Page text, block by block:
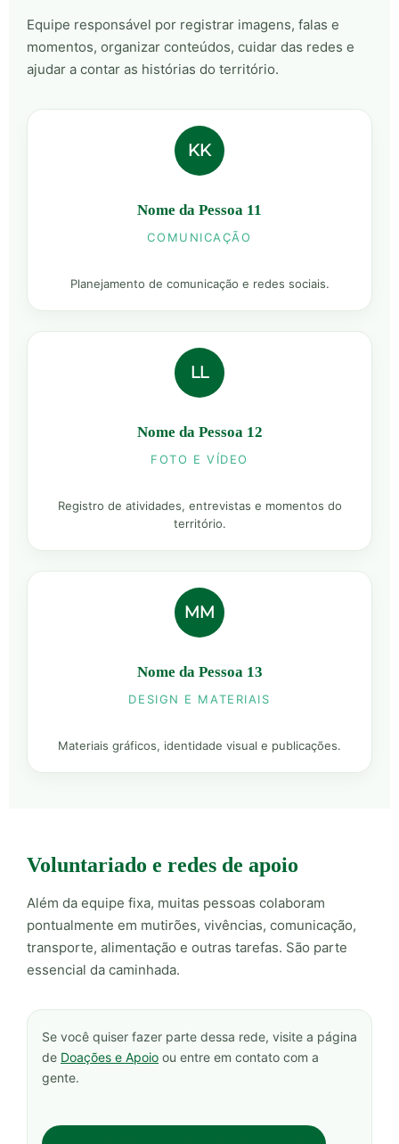
Equipe responsável por registrar imagens, falas e
momentos, organizar conteúdos, cuidar das redes e
ajudar a contar as histórias do território.
KK
Nome da Pessoa 11
COMUNICAÇÃO
Planejamento de comunicação e redes sociais.
LL
Nome da Pessoa 12
FOTO E VÍDEO
Registro de atividades, entrevistas e momentos do
território.
MM
Nome da Pessoa 13
DESIGN E MATERIAIS
Materiais gráficos, identidade visual e publicações.
Voluntariado e redes de apoio
Além da equipe fixa, muitas pessoas colaboram
pontualmente em mutirões, vivências, comunicação,
transporte, alimentação e outras tarefas. São parte
essencial da caminhada.
Se você quiser fazer parte dessa rede, visite a página
de Doações e Apoio ou entre em contato com a
gente.